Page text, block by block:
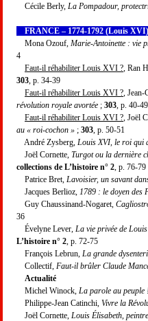
Cécile Berly, La Pompadour,
FRANCE – 1774-1792 (Louis
Mona Ozouf, Marie-Antoinette : vie
4
Faut-il réhabiliter Louis XVI ? , Ran
303 , p. 34-39
Faut-il réhabiliter Louis XVI ? ,
révolution royale avortée ; 303 , p. 40-49
Faut-il réhabiliter Louis XVI ? , Joël
au « roi-cochon » ; 303 , p. 50-51
André Zysberg, Louis XVI, le roi qui
Joël Cornette, Turgot ou la dernière
collections de L’histoire n° 2 , p. 76-79
Patrice Bret, Lavoisier, un savant
Jacques Berlioz, 1789 : le doyen des
Guy Chaussinand-Nogaret,
36
Évelyne Lever, La vie privée de
L’histoire n° 2 , p. 72-75
François Lebrun, La grande
Collectif, Faut-il brûler Claude
Actualité
Michel Winock, La parole au peuple
Philippe-Jean Catinchi, Vivre la
Joël Cornette, Louis Élisabeth,